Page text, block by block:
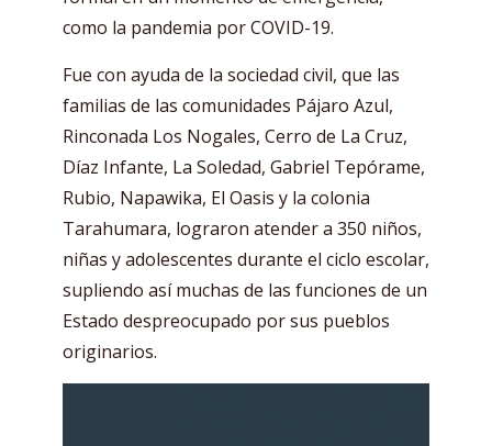
como la pandemia por COVID-19.
Fue con ayuda de la sociedad civil, que las
familias de las comunidades Pájaro Azul,
Rinconada Los Nogales, Cerro de La Cruz,
Díaz Infante, La Soledad, Gabriel Tepórame,
Rubio, Napawika, El Oasis y la colonia
Tarahumara, lograron atender a 350 niños,
niñas y adolescentes durante el ciclo escolar,
supliendo así muchas de las funciones de un
Estado despreocupado por sus pueblos
originarios.